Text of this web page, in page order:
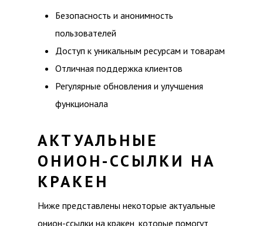
Безопасность и анонимность
пользователей
Доступ к уникальным ресурсам и товарам
Отличная поддержка клиентов
Регулярные обновления и улучшения
функционала
АКТУАЛЬНЫЕ
ОНИОН-ССЫЛКИ НА
КРАКЕН
Ниже представлены некоторые актуальные
онион-ссылки на кракен, которые помогут